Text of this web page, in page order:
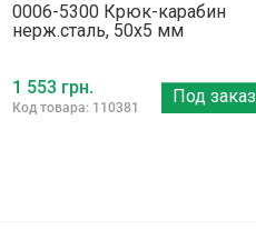
0006-5300 Крюк-карабин
нерж.сталь, 50x5 мм
1 553 грн.
Код товара: 110381
Под заказ